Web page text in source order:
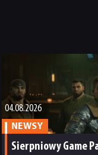
04.08.2026
NEWSY
Sierpniowy Game